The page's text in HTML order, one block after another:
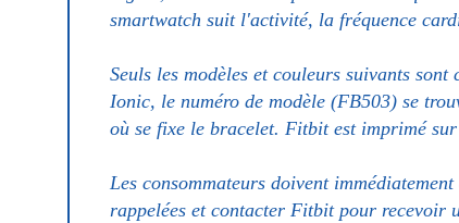
smartwatch suit l'activité, la fréquence
Seuls les modèles et couleurs suivants
Ionic, le numéro de modèle (FB503) se
où se fixe le bracelet. Fitbit est imprimé
Les consommateurs doivent
rappelées et contacter Fitbit pour recevoir